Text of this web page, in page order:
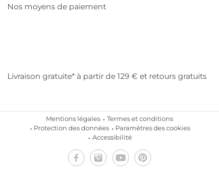
Nos moyens de paiement
Livraison gratuite* à partir de 129 € et retours gratuits
Mentions légales
Termes et conditions
Protection des données
Paramètres des cookies
Accessibilité